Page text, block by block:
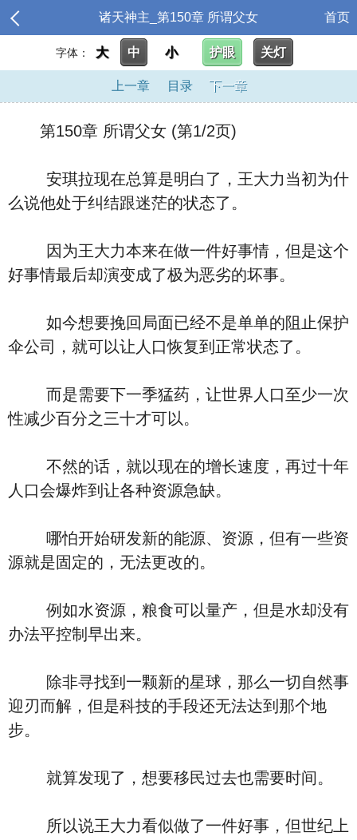
诸天神主_第150章 所谓父女 首页
字体： 大 中 小 护眼 关灯
上一章 目录 下一章
第150章 所谓父女 (第1/2页)
安琪拉现在总算是明白了，王大力当初为什
么说他处于纠结跟迷茫的状态了。
因为王大力本来在做一件好事情，但是这个
好事情最后却演变成了极为恶劣的坏事。
如今想要挽回局面已经不是单单的阻止保护
伞公司，就可以让人口恢复到正常状态了。
而是需要下一季猛药，让世界人口至少一次
性减少百分之三十才可以。
不然的话，就以现在的增长速度，再过十年
人口会爆炸到让各种资源急缺。
哪怕开始研发新的能源、资源，但有一些资
源就是固定的，无法更改的。
例如水资源，粮食可以量产，但是水却没有
办法平控制早出来。
除非寻找到一颗新的星球，那么一切自然事
迎刃而解，但是科技的手段还无法达到那个地
步。
就算发现了，想要移民过去也需要时间。
所以说王大力看似做了一件好事，但世纪上